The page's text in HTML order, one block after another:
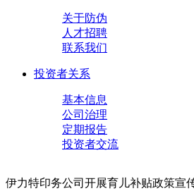
关于防伪
人才招聘
联系我们
投资者关系
基本信息
公司治理
定期报告
投资者交流
伊力特印务公司开展育儿补贴政策宣